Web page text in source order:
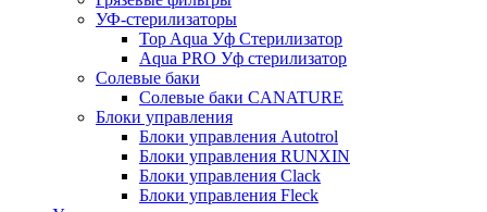
УФ-стерилизаторы
Top Aqua Уф Стерилизатор
Aqua PRO Уф стерилизатор
Солевые баки
Солевые баки CANATURE
Блоки управления
Блоки управления Autotrol
Блоки управления RUNXIN
Блоки управления Clack
Блоки управления Fleck